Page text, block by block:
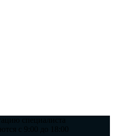
специалиста
с 9:00 до 18:00